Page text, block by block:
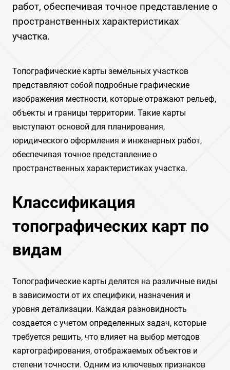
работ, обеспечивая точное представление о
пространственных характеристиках
участка.
Топографические карты земельных участков
представляют собой подробные графические
изображения местности, которые отражают рельеф,
объекты и границы территории. Такие карты
выступают основой для планирования,
юридического оформления и инженерных работ,
обеспечивая точное представление о
пространственных характеристиках участка.
Классификация
топографических карт по
видам
Топографические карты делятся на различные виды
в зависимости от их специфики, назначения и
уровня детализации. Каждая разновидность
создается с учетом определенных задач, которые
требуется решить, что влияет на выбор методов
картографирования, отображаемых объектов и
степени точности. Одним из ключевых признаков